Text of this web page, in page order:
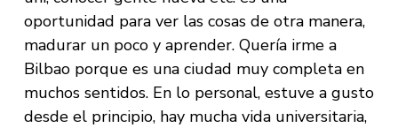
oportunidad para ver las cosas de otra manera,
madurar un poco y aprender. Quería irme a
Bilbao porque es una ciudad muy completa en
muchos sentidos. En lo personal, estuve a gusto
desde el principio, hay mucha vida universitaria,